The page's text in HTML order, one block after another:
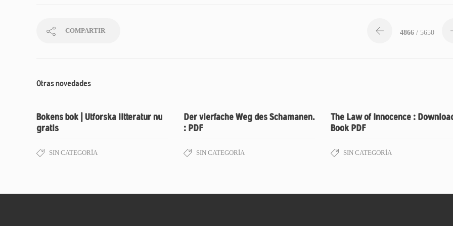
COMPARTIR 4866 / 5650
Otras novedades
Bokens bok | Utforska litteratur nu
gratis
SIN CATEGORÍA
Der vierfache Weg des Schamanen.
: PDF
SIN CATEGORÍA
The Law of Innocence :
Book PDF
SIN CATEGORÍA